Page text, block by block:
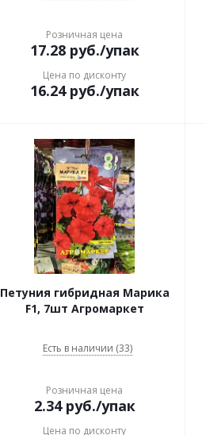
Розничная цена
17.28руб./упак
Цена по дисконту
16.24руб./упак
Петуния гибридная Марика
F1, 7шт Агромаркет
Есть в наличии (33)
Розничная цена
2.34руб./упак
Цена по дисконту